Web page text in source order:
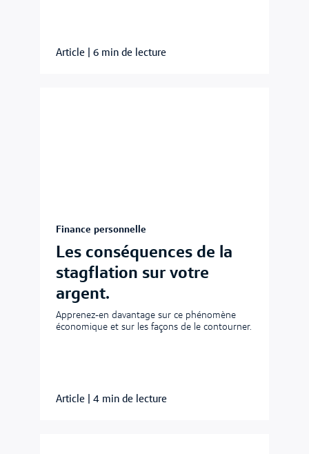
Article 6 min de lecture
Finance personnelle
Les conséquences de la
stagflation sur votre
argent.
Apprenez-en davantage sur ce phénomène
économique et sur les façons de le contourner.
Article 4 min de lecture